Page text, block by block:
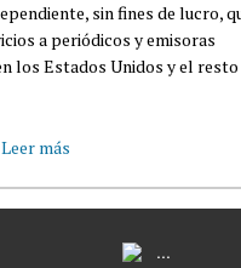
sin fines de lucro,
a periódicos y emisoras
los Estados Unidos y el
Leer más
...